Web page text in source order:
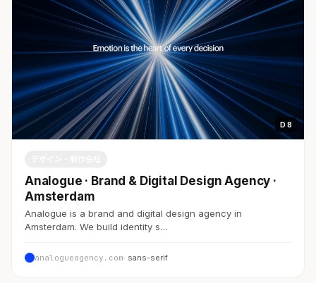
D 8
Analogue · Brand & Digital Design Agency ·
Amsterdam
Analogue is a brand and digital design agency in
Amsterdam. We build identity s…
analogueagency.com· sans-serif